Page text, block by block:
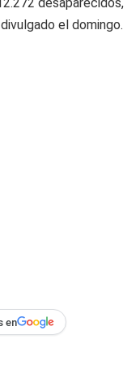
el domingo.
en